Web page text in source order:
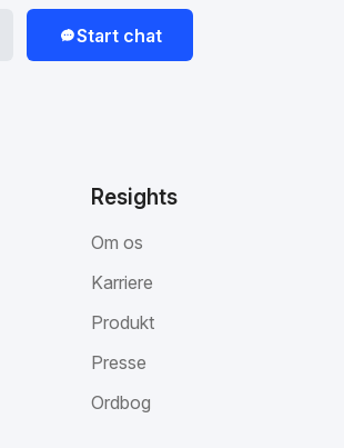
Start chat
Resights
Om os
Karriere
Produkt
Presse
Ordbog